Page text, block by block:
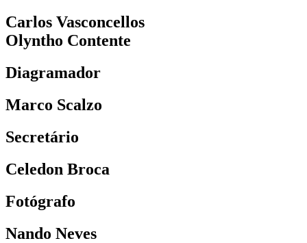
Carlos Vasconcellos
Olyntho Contente
Diagramador
Marco Scalzo
Secretário
Celedon Broca
Fotógrafo
Nando Neves